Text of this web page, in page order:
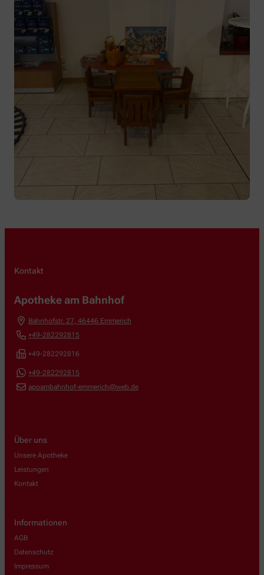
Kontakt
Apotheke am Bahnhof
Bahnhofstr. 27, 46446 Emmerich
+49-282292815
+49-282292816
+49-282292815
apoambahnhof-emmerich@web.de
Über uns
Unsere Apotheke
Leistungen
Kontakt
Informationen
AGB
Datenschutz
Impressum